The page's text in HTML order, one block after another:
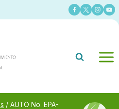
/ AUTO No. EPA-